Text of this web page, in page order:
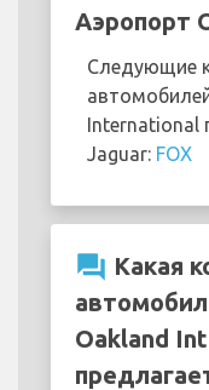
Аэропорт
Следующие
International
Jaguar: FOX
question_answer Какая
Oakland